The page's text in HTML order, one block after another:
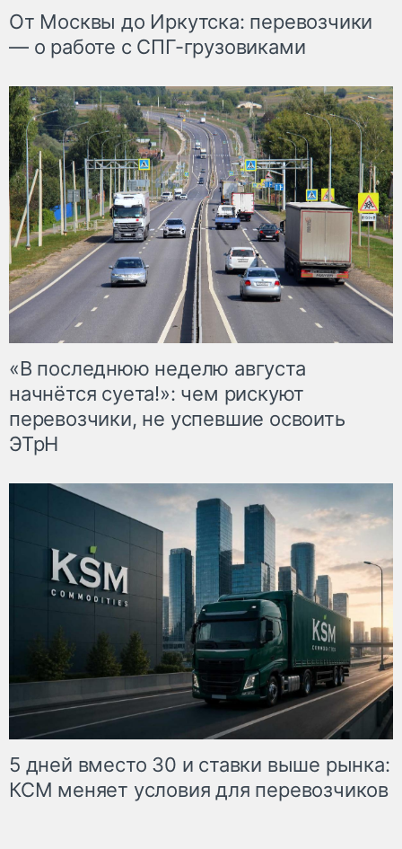
От Москвы до Иркутска: перевозчики
— о работе с СПГ-грузовиками
«В последнюю неделю августа
начнётся суета!»: чем рискуют
перевозчики, не успевшие освоить
ЭТрН
5 дней вместо 30 и ставки выше рынка:
КСМ меняет условия для перевозчиков